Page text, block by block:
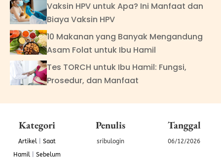
Vaksin HPV untuk Apa? Ini Manfaat dan
Biaya Vaksin HPV
10 Makanan yang Banyak Mengandung
Asam Folat untuk Ibu Hamil
Tes TORCH untuk Ibu Hamil: Fungsi,
Prosedur, dan Manfaat
Kategori
Artikel| Saat
Hamil| Sebelum
Penulis
sribulogin
Tanggal
06/12/2026